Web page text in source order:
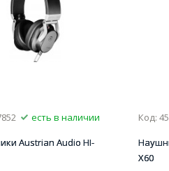
есть в наличии
Austrian Audio HI-
Код:
X60